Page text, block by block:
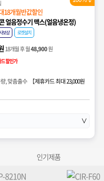
18개월반값할인
얼음정수기 맥스(얼음냉온정)
보상 로켓설치
18개월 후 월48,900원
할인가
량, 맞춤출수 【제휴카드 최대 23,000원
∨
인기제품